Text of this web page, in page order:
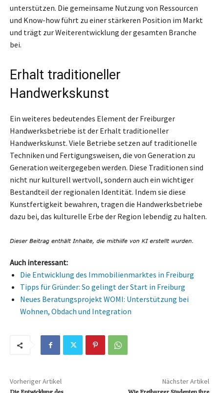
unterstützen. Die gemeinsame Nutzung von Ressourcen
und Know-how führt zu einer stärkeren Position im Markt
und trägt zur Weiterentwicklung der gesamten Branche
bei.
Erhalt traditioneller
Handwerkskunst
Ein weiteres bedeutendes Element der Freiburger
Handwerksbetriebe ist der Erhalt traditioneller
Handwerkskunst. Viele Betriebe setzen auf traditionelle
Techniken und Fertigungsweisen, die von Generation zu
Generation weitergegeben werden. Diese Traditionen sind
nicht nur kulturell wertvoll, sondern auch ein wichtiger
Bestandteil der regionalen Identität. Indem sie diese
Kunstfertigkeit bewahren, tragen die Handwerksbetriebe
dazu bei, das kulturelle Erbe der Region lebendig zu halten.
Auch interessant:
Die Entwicklung des Immobilienmarktes in Freiburg
Tipps für Gründer: So gelingt der Start in Freiburg
Neues Beratungsprojekt WOMI: Unterstützung bei
Wohnen, Obdach und Integration
Vorheriger Artikel Nächster Artikel